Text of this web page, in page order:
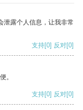
泄露个人信息，让我非常
支持[0] 反对[0]
。
支持[0] 反对[0]